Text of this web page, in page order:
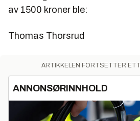
av 1500 kroner ble:
Thomas Thorsrud
ARTIKKELEN FORTSETTER
ANNONSØRINNHOLD